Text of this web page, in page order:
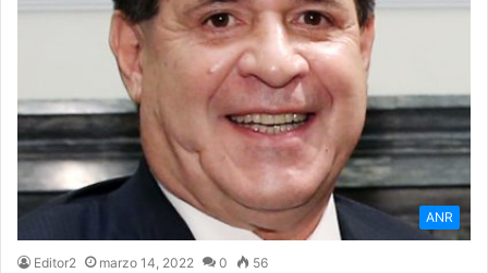
ANR
Editor2 marzo 14, 2022 0 56